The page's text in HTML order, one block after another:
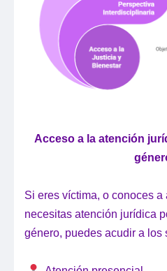
Acceso a la atención
Si eres víctima, o conoces
necesitas atención jurídica
género, puedes acudir a los